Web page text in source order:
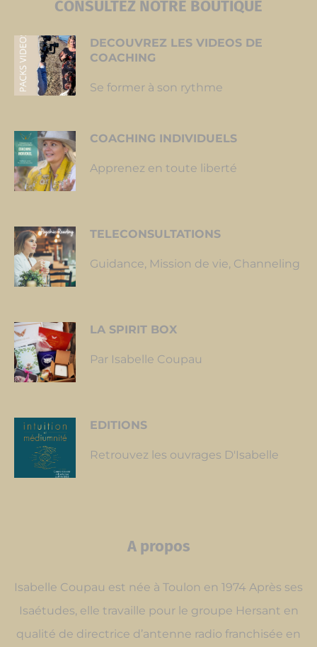
CONSULTEZ NOTRE BOUTIQUE
DECOUVREZ LES VIDEOS DE
COACHING
Se former à son rythme
COACHING INDIVIDUELS
Apprenez en toute liberté
TELECONSULTATIONS
Guidance, Mission de vie, Channeling
LASPIRIT BOX
Par Isabelle Coupau
EDITIONS
Retrouvez les ouvrages D'Isabelle
A propos
Isabelle Coupau est née à Toulon en 1974 Après ses
Isaétudes, elle travaille pour le groupe Hersant en
qualité de directrice d’antenne radio franchisée en